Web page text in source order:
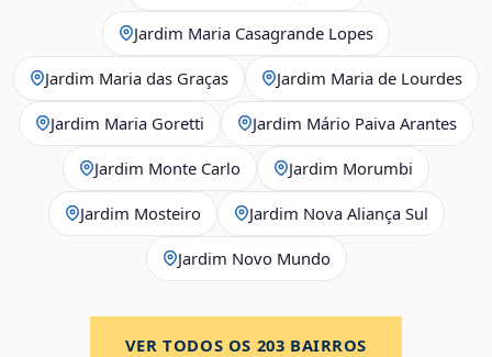
Jardim Maria Casagrande Lopes
Jardim Maria das Graças Jardim Maria de Lourdes
Jardim Maria Goretti Jardim Mário Paiva Arantes
Jardim Monte Carlo Jardim Morumbi
Jardim Mosteiro Jardim Nova Aliança Sul
Jardim Novo Mundo
VER TODOS OS 203 BAIRROS